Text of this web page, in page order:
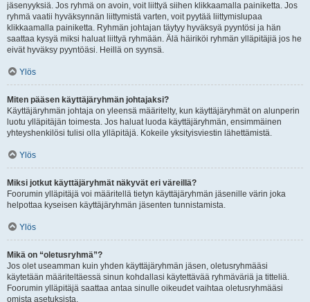
jäsenyyksiä. Jos ryhmä on avoin, voit liittyä siihen klikkaamalla painiketta. Jos
ryhmä vaatii hyväksynnän liittymistä varten, voit pyytää liittymislupaa
klikkaamalla painiketta. Ryhmän johtajan täytyy hyväksyä pyyntösi ja hän
saattaa kysyä miksi haluat liittyä ryhmään. Älä häiriköi ryhmän ylläpitäjiä jos he
eivät hyväksy pyyntöäsi. Heillä on syynsä.
Ylös
Miten pääsen käyttäjäryhmän johtajaksi?
Käyttäjäryhmän johtaja on yleensä määritelty, kun käyttäjäryhmät on alunperin
luotu ylläpitäjän toimesta. Jos haluat luoda käyttäjäryhmän, ensimmäinen
yhteyshenkilösi tulisi olla ylläpitäjä. Kokeile yksityisviestin lähettämistä.
Ylös
Miksi jotkut käyttäjäryhmät näkyvät eri väreillä?
Foorumin ylläpitäjä voi määritellä tietyn käyttäjäryhmän jäsenille värin joka
helpottaa kyseisen käyttäjäryhmän jäsenten tunnistamista.
Ylös
Mikä on “oletusryhmä”?
Jos olet useamman kuin yhden käyttäjäryhmän jäsen, oletusryhmääsi
käytetään määriteltäessä sinun kohdallasi käytettävää ryhmäväriä ja titteliä.
Foorumin ylläpitäjä saattaa antaa sinulle oikeudet vaihtaa oletusryhmääsi
omista asetuksista.